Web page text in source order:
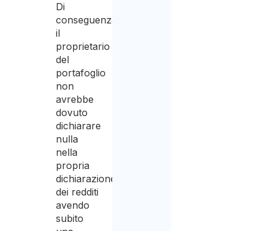
Di
conseguenza,
il
proprietario
del
portafoglio
non
avrebbe
dovuto
dichiarare
nulla
nella
propria
dichiarazione
dei redditi
avendo
subito